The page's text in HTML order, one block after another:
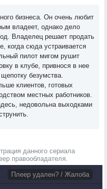
бизнеса. Он очень любит
владеет, однако дело
Владелец решает продать
когда сюда устраивается
пилот мигом рушит
в клубе, привнося в нее
безумства.
клиентов, готовых
местных работников.
недовольна выходками
данного сериала
правообладателя.
Плеер удален? / Жалоба